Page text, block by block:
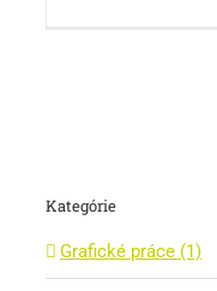
Kategórie
Grafické práce (1)